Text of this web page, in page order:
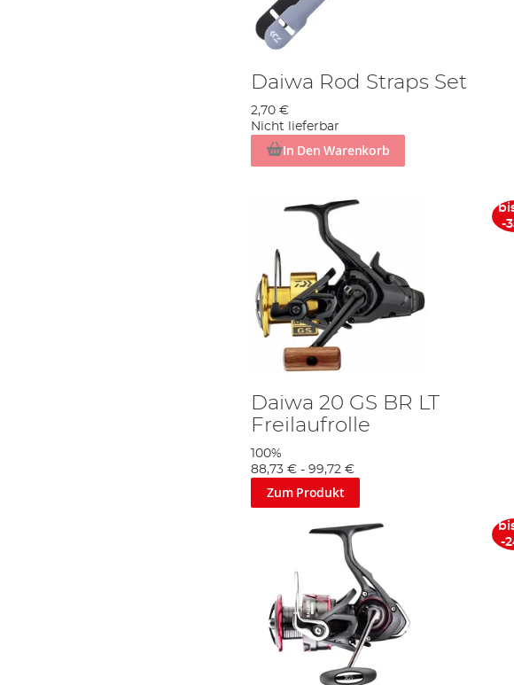
Daiwa Rod Straps Set
2,70 €
Nicht lieferbar
In Den Warenkorb
-
Daiwa 20 GS BR LT
Freilaufrolle
100%
88,73 € -99,72 €
Zum Produkt
-